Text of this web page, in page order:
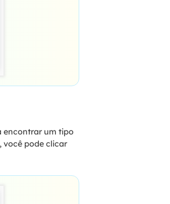
encontrar um tipo
você pode clicar